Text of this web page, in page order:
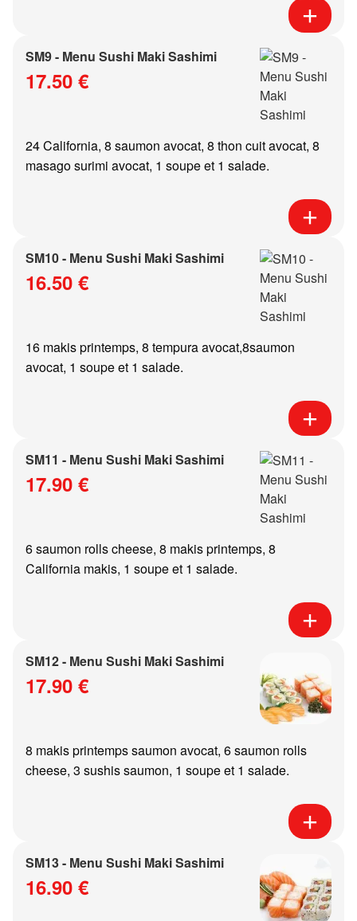
SM9 - Menu Sushi Maki Sashimi
17.50 €
24 California, 8 saumon avocat, 8 thon cuit avocat, 8
masago surimi avocat, 1 soupe et 1 salade.
SM10 - Menu Sushi Maki Sashimi
16.50 €
16 makis printemps, 8 tempura avocat,8saumon
avocat, 1 soupe et 1 salade.
SM11 - Menu Sushi Maki Sashimi
17.90 €
6 saumon rolls cheese, 8 makis printemps, 8
California makis, 1 soupe et 1 salade.
SM12 - Menu Sushi Maki Sashimi
17.90 €
8 makis printemps saumon avocat, 6 saumon rolls
cheese, 3 sushis saumon, 1 soupe et 1 salade.
SM13 - Menu Sushi Maki Sashimi
16.90 €